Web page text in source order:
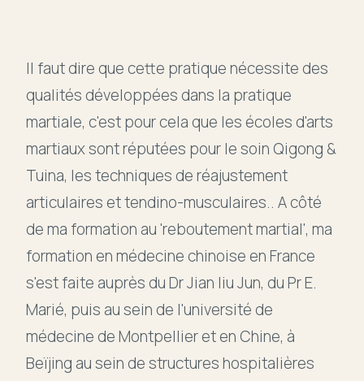
Il faut dire que cette pratique nécessite des
qualités développées dans la pratique
martiale, c'est pour cela que les écoles d'arts
martiaux sont réputées pour le soin Qigong &
Tuina, les techniques de réajustement
articulaires et tendino-musculaires.. A côté
de ma formation au 'reboutement martial', ma
formation en médecine chinoise en France
s'est faite auprès du Dr Jian liu Jun, du Pr E.
Marié, puis au sein de l'université de
médecine de Montpellier et en Chine, à
Beïjing au sein de structures hospitalières